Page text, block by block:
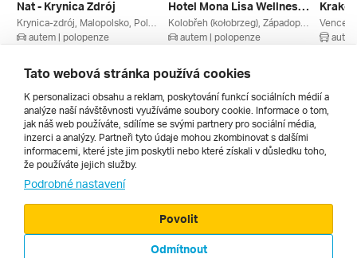
Nat - Krynica Zdrój
autem | polopenze
5 680 Kč
Hotel Mona Lisa Wellness & Spa ***
autem | polopenze
7 794 Kč
Všechny
Cestopisy
Tato webová stránka používá cookies
K personalizaci obsahu a reklam, poskytování funkcí sociálních médií a
analýze naší návštěvnosti využíváme soubory cookie. Informace o tom,
jak náš web používáte, sdílíme se svými partnery pro sociální média,
inzerci a analýzy. Partneři tyto údaje mohou zkombinovat s dalšími
informacemi, které jste jim poskytli nebo které získali v důsledku toho,
že používáte jejich služby.
Podrobné nastavení
Odmítnout
Povolit